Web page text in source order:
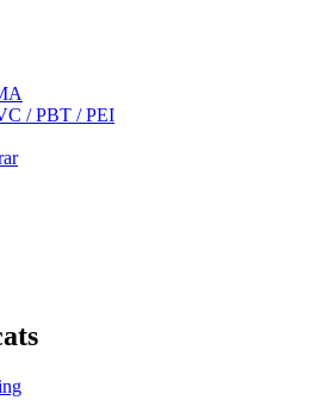
/ PBT / PEI